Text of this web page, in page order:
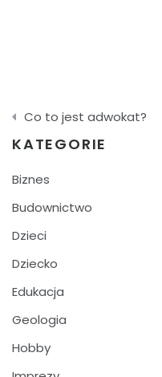
Nawigacja
wpisu
Co to jest adwokat?
KATEGORIE
Biznes
Budownictwo
Dzieci
Dziecko
Edukacja
Geologia
Hobby